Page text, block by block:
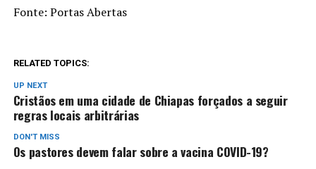
Fonte: Portas Abertas
RELATED TOPICS:
UP NEXT
Cristãos em uma cidade de Chiapas forçados a seguir
regras locais arbitrárias
DON'T MISS
Os pastores devem falar sobre a vacina COVID-19?